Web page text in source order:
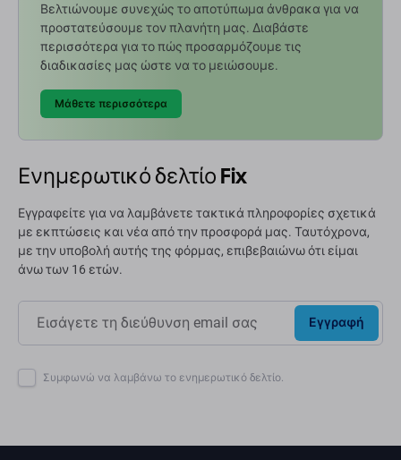
Βελτιώνουμε συνεχώς το αποτύπωμα άνθρακα για να
προστατεύσουμε τον πλανήτη μας. Διαβάστε
περισσότερα για το πώς προσαρμόζουμε τις
διαδικασίες μας ώστε να το μειώσουμε.
Μάθετε περισσότερα
Ενημερωτικό δελτίο Fix
Εγγραφείτε για να λαμβάνετε τακτικά πληροφορίες σχετικά
με εκπτώσεις και νέα από την προσφορά μας. Ταυτόχρονα,
με την υποβολή αυτής της φόρμας, επιβεβαιώνω ότι είμαι
άνω των 16 ετών.
Εγγραφή
Συμφωνώ να λαμβάνω το ενημερωτικό δελτίο.